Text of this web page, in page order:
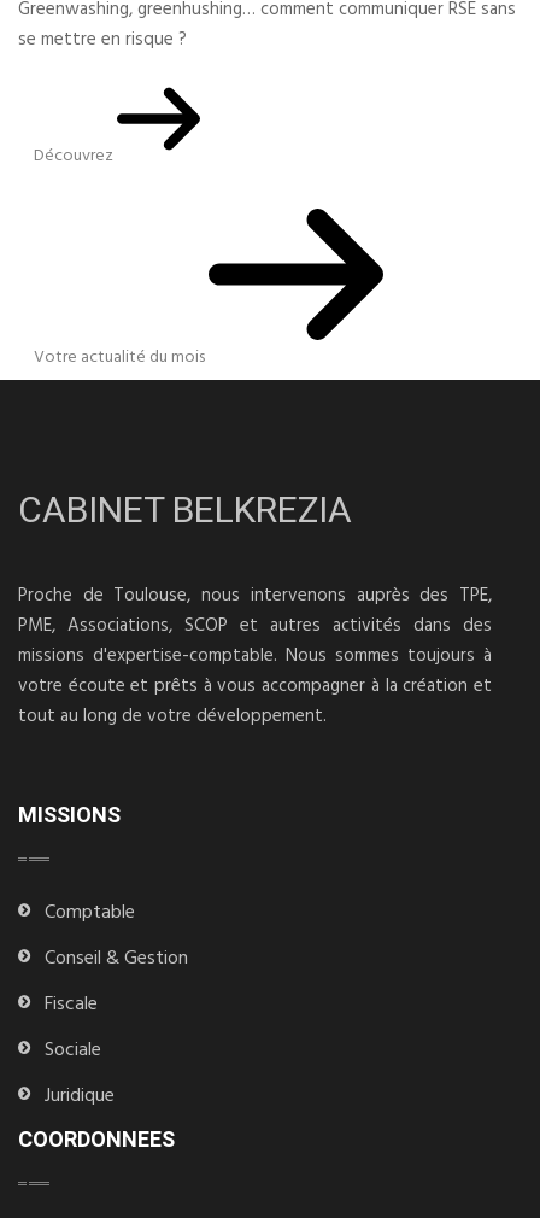
Greenwashing, greenhushing… comment communiquer RSE sans
se mettre en risque ?
Découvrez
Votre actualité du mois
CABINET BELKREZIA
Proche de Toulouse, nous intervenons auprès des TPE,
PME, Associations, SCOP et autres activités dans des
missions d'expertise-comptable. Nous sommes toujours à
votre écoute et prêts à vous accompagner à la création et
tout au long de votre développement.
MISSIONS
Comptable
Conseil & Gestion
Fiscale
Sociale
Juridique
COORDONNEES